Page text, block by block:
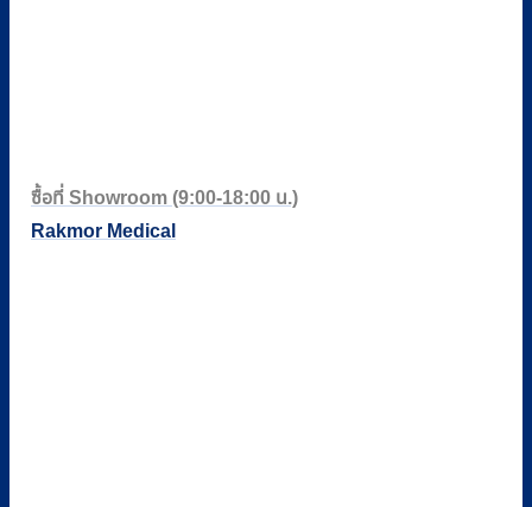
ซื้อที่ Showroom (9:00-18:00 น.)
Rakmor Medical